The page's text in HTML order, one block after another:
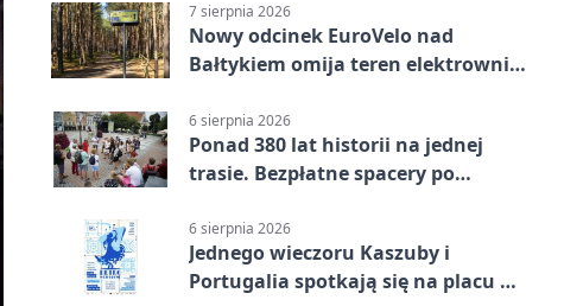
7 sierpnia 2026
Nowy odcinek EuroVelo nad
Bałtykiem omija teren elektrowni
6 sierpnia 2026
Ponad 380 lat historii na jednej
trasie. Bezpłatne spacery po
6 sierpnia 2026
Jednego wieczoru Kaszuby i
Portugalia spotkają się na placu w